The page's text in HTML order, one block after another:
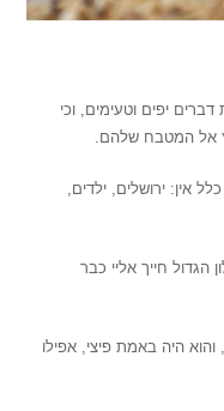
דברים יפים וטעימים, וכי
אל המטבח שלהם.
אין: ירושלים, ילדים,
חייך אליי כבר
היה באמת פיצי, אפילו